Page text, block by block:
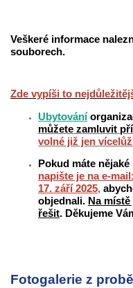
Veškeré informace
souborech.
Zde vypíši to
Ubytování
můžete zamluvit
volné již jen
Pokud máte nějaké
napište je na e-
17. září 2025,
objednali. Na
řešit. Děkujeme
Fotogalerie z